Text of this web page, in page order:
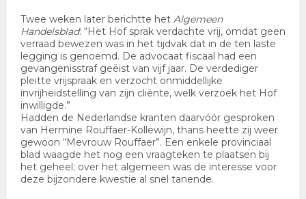
Twee weken later berichtte het Algemeen
Handelsblad: “Het Hof sprak verdachte vrij, omdat geen
verraad bewezen was in het tijdvak dat in de ten laste
legging is genoemd. De advocaat fiscaal had een
gevangenisstraf geëist van vijf jaar. De verdediger
pleitte vrijspraak en verzocht onmiddellijke
invrijheidstelling van zijn cliënte, welk verzoek het Hof
inwilligde.”
Hadden de Nederlandse kranten daarvóór gesproken
van Hermine Rouffaer-Kollewijn, thans heette zij weer
gewoon “Mevrouw Rouffaer”. Een enkele provinciaal
blad waagde het nog een vraagteken te plaatsen bij
het geheel; over het algemeen was de interesse voor
deze bijzondere kwestie al snel tanende.